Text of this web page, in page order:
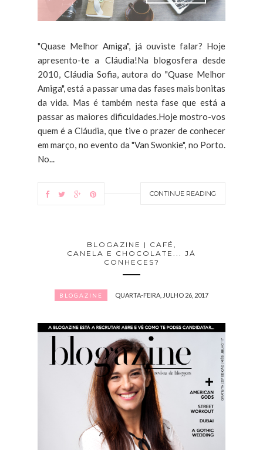
"Quase Melhor Amiga", já ouviste falar? Hoje
apresento-te a Cláudia!Na blogosfera desde
2010, Cláudia Sofia, autora do "Quase Melhor
Amiga", está a passar uma das fases mais bonitas
da vida. Mas é também nesta fase que está a
passar as maiores dificuldades.Hoje mostro-vos
quem é a Cláudia, que tive o prazer de conhecer
em março, no evento da "Van Swonkie", no Porto.
No...
CONTINUE READING
BLOGAZINE | CAFÉ,
CANELA E CHOCOLATE... JÁ
CONHECES?
BLOGAZINE QUARTA-FEIRA, JULHO 26, 2017